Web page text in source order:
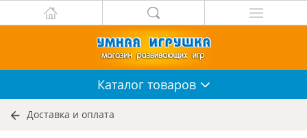
Каталог товаров
Доставка и оплата